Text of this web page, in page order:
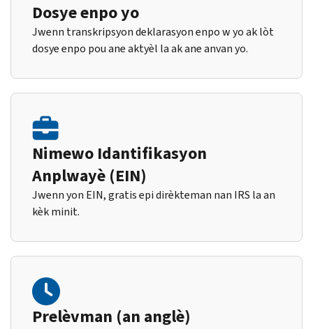
Dosye enpo yo
Jwenn transkripsyon deklarasyon enpo w yo ak lòt
dosye enpo pou ane aktyèl la ak ane anvan yo.
Nimewo Idantifikasyon
Anplwayè (EIN)
Jwenn yon EIN, gratis epi dirèkteman nan IRS la an
kèk minit.
Prelèvman (an anglè)